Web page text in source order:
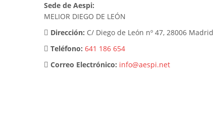
Sede de Aespi:
MELIOR DIEGO DE LEÓN
Dirección: C/ Diego de León nº 47, 28006 Madrid
Teléfono: 641 186 654
Correo Electrónico: info@aespi.net